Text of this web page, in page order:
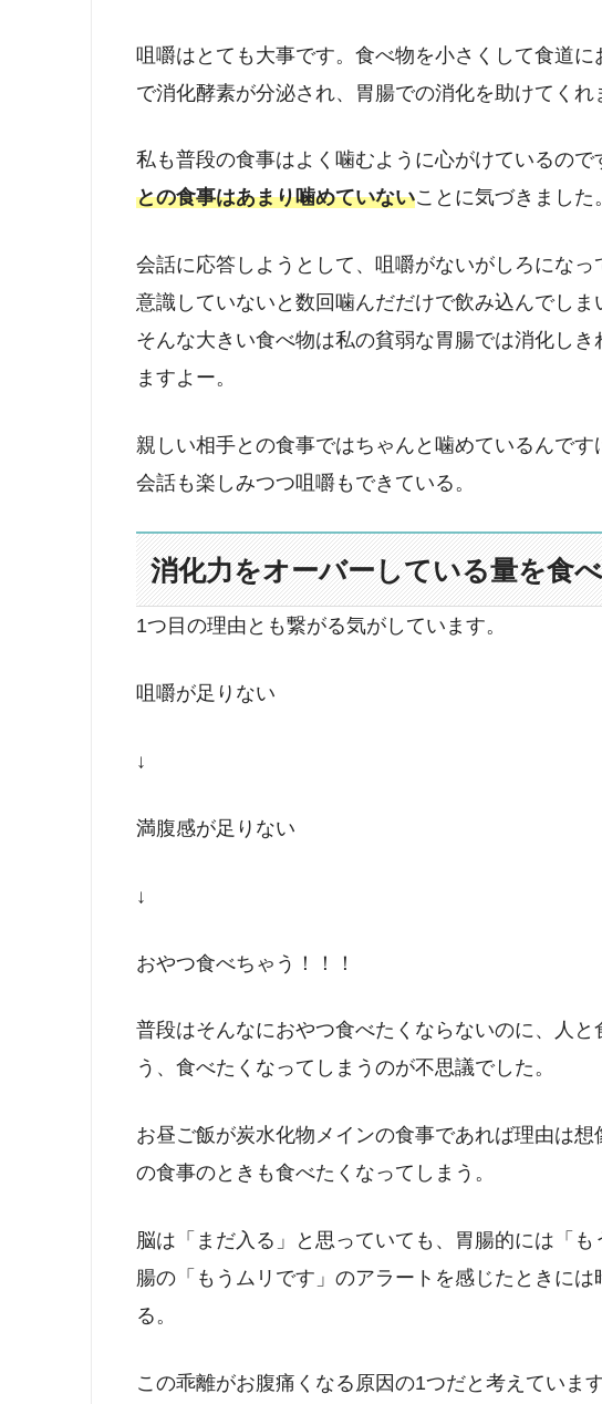
咀嚼はとても大事です。食べ物を小さくして食道
で消化酵素が分泌され、胃腸での消化を助けてくれ
私も普段の食事はよく噛むように心がけているので
との食事はあまり噛めていないことに気づきました。
会話に応答しようとして、咀嚼がないがしろになっ
意識していないと数回噛んだだけで飲み込んでし
そんな大きい食べ物は私の貧弱な胃腸では消化し
ますよー。
親しい相手との食事ではちゃんと噛めているんです
会話も楽しみつつ咀嚼もできている。
消化力をオーバーしている量を食
1つ目の理由とも繋がる気がしています。
咀嚼が足りない
↓
満腹感が足りない
↓
おやつ食べちゃう！！！
普段はそんなにおやつ食べたくならないのに、人と
う、食べたくなってしまうのが不思議でした。
お昼ご飯が炭水化物メインの食事であれば理由は
の食事のときも食べたくなってしまう。
脳は「まだ入る」と思っていても、胃腸的には「
腸の「もうムリです」のアラートを感じたときに
る。
この乖離がお腹痛くなる原因の1つだと考えていま